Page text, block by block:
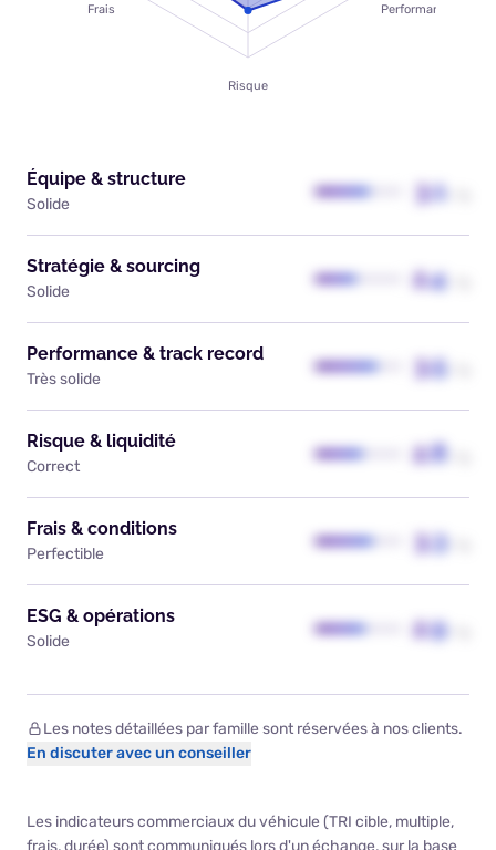
Performance
Risque
Frais
Équipe & structure
Solide 3.1
Stratégie & sourcing
Solide 2.4
Performance & track record
Très solide 3.5
Risque & liquidité
Correct 2.8
Frais & conditions
Perfectible 3.3
ESG & opérations
Solide 2.9
Les notes détaillées par famille sont réservées à nos clients.
En discuter avec un conseiller
Les indicateurs commerciaux du véhicule (TRI cible, multiple,
frais, durée) sont communiqués lors d'un échange, sur la base